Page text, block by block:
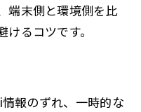
端末側と環境側を比
るコツです。
報のずれ、一時的な